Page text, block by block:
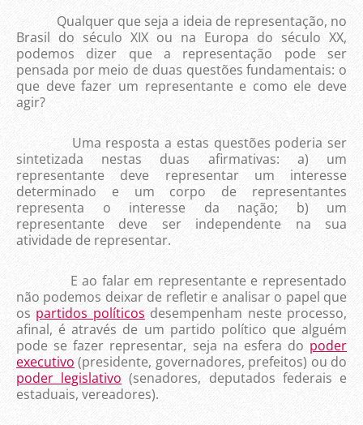
Qualquer que seja a ideia de representação, no
Brasil do século XIX ou na Europa do século XX,
podemos dizer que a representação pode ser
pensada por meio de duas questões fundamentais: o
que deve fazer um representante e como ele deve
agir?
Uma resposta a estas questões poderia ser
sintetizada nestas duas afirmativas: a) um
representante deve representar um interesse
determinado e um corpo de representantes
representa o interesse da nação; b) um
representante deve ser independente na sua
atividade de representar.
E ao falar em representante e representado
não podemos deixar de refletir e analisar o papel que
os partidos políticos desempenham neste processo,
afinal, é através de um partido político que alguém
pode se fazer representar, seja na esfera do poder
executivo (presidente, governadores, prefeitos) ou do
poder legislativo (senadores, deputados federais e
estaduais, vereadores).